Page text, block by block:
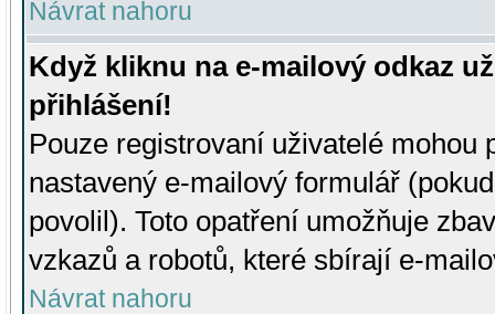
Návrat nahoru
Když kliknu na e-mailový odkaz
přihlášení!
Pouze registrovaní uživatelé mohou
nastavený e-mailový formulář
povolil). Toto opatření umožňuje
vzkazů a robotů, které sbírají e-
Návrat nahoru